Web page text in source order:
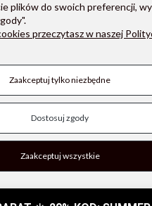
MEDIA
plików do swoich preferencji,
przeczytasz w naszej
Zaakceptuj tylko niezbędne
Dostosuj zgody
Zaakceptuj wszystkie